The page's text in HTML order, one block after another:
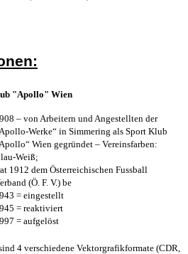
"Apollo" Wien
– von Arbeitern und Angestellten der
„Apollo-Werke“ in Simmering als Sport Klub
„Apollo“ Wien gegründet – Vereinsfarben:
Weiß;
1912 dem Österreichischen Fussball
(Ö. F. V.) be
= eingestellt
= reaktiviert
= aufgelöst
4 verschiedene Vektorgrafikformate (CDR,